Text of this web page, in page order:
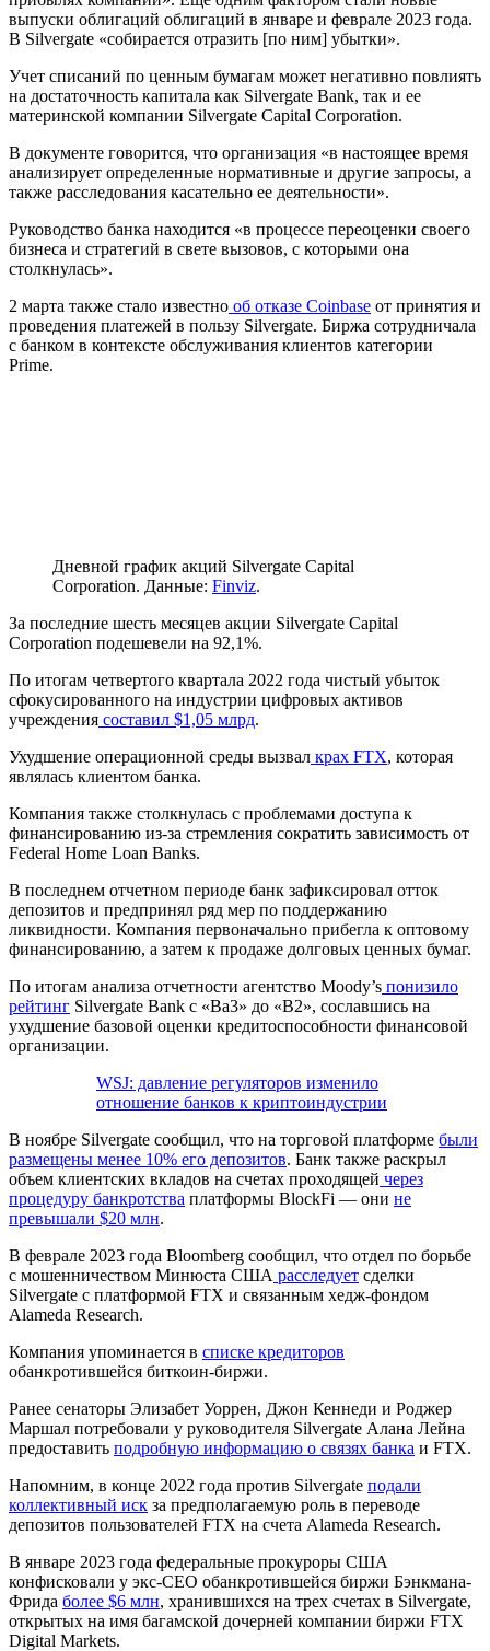
выпуски облигаций облигаций в январе и феврале 2023 года.
В Silvergate «собирается отразить [по ним] убытки».
Учет списаний по ценным бумагам может негативно повлиять
на достаточность капитала как Silvergate Bank, так и ее
материнской компании Silvergate Capital Corporation.
В документе говорится, что организация «в настоящее время
анализирует определенные нормативные и другие запросы, а
также расследования касательно ее деятельности».
Руководство банка находится «в процессе переоценки своего
бизнеса и стратегий в свете вызовов, с которыми она
столкнулась».
2 марта также стало известно об отказе Coinbase от принятия и
проведения платежей в пользу Silvergate. Биржа сотрудничала
с банком в контексте обслуживания клиентов категории
Prime.
Дневной график акций Silvergate Capital
Corporation. Данные: Finviz.
За последние шесть месяцев акции Silvergate Capital
Corporation подешевели на 92,1%.
По итогам четвертого квартала 2022 года чистый убыток
сфокусированного на индустрии цифровых активов
учреждения составил $1,05 млрд.
Ухудшение операционной среды вызвал крах FTX, которая
являлась клиентом банка.
Компания также столкнулась с проблемами доступа к
финансированию из-за стремления сократить зависимость от
Federal Home Loan Banks.
В последнем отчетном периоде банк зафиксировал отток
депозитов и предпринял ряд мер по поддержанию
ликвидности. Компания первоначально прибегла к оптовому
финансированию, а затем к продаже долговых ценных бумаг.
По итогам анализа отчетности агентство Moody’s понизило
рейтинг Silvergate Bank с «Ba3» до «B2», сославшись на
ухудшение базовой оценки кредитоспособности финансовой
организации.
WSJ: давление регуляторов изменило
отношение банков к криптоиндустрии
В ноябре Silvergate сообщил, что на торговой платформе были
размещены менее 10% его депозитов. Банк также раскрыл
объем клиентских вкладов на счетах проходящей через
процедуру банкротства платформы BlockFi — они не
превышали $20 млн.
В феврале 2023 года Bloomberg сообщил, что отдел по борьбе
с мошенничеством Минюста США расследует сделки
Silvergate с платформой FTX и связанным хедж-фондом
Alameda Research.
Компания упоминается в списке кредиторов
обанкротившейся биткоин-биржи.
Ранее сенаторы Элизабет Уоррен, Джон Кеннеди и Роджер
Маршал потребовали у руководителя Silvergate Алана Лейна
предоставить подробную информацию о связях банка и FTX.
Напомним, в конце 2022 года против Silvergate подали
коллективный иск за предполагаемую роль в переводе
депозитов пользователей FTX на счета Alameda Research.
В январе 2023 года федеральные прокуроры США
конфисковали у экс-CEO обанкротившейся биржи Бэнкмана-
Фрида более $6 млн, хранившихся на трех счетах в Silvergate,
открытых на имя багамской дочерней компании биржи FTX
Digital Markets.